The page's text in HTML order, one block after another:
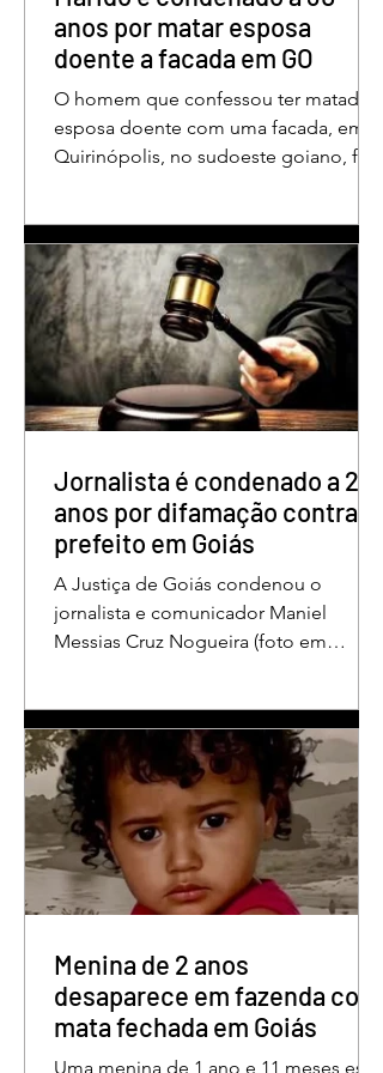
anos por matar esposa
doente a facada em GO
O homem que confessou ter matado a
esposa doente com uma facada, em
Quirinópolis, no sudoeste goiano, foi
em outubro de 2025, na casa do casal.
À época, Cléria Rosa de Moraes se
recuperava de um Acidente Vascular
Cerebral (AVC) e estava em condição
de fragilidade física. De acordo com o
processo, Cléria foi morta com um
único golpe de faca no pescoço,
repousando, desferido pelo
Jornalista é condenado a 2
anos por difamação contra
prefeito em Goiás
A Justiça de Goiás condenou o
jornalista e comunicador Maniel
Messias Cruz Nogueira (foto em
pelo crime de difamação contra o ex-
prefeito de Edéia, José Wagner Neves
de Andrade. A sentença foi proferida
pelo juiz Hermes Pereira Vidigal, da
Vara Criminal da Comarca de Edéia. O
jornalista contesta a decisão e diz que
sofre perseguição. Apesar da
regime inicialmente aberto e
Menina de 2 anos
desaparece em fazenda com
mata fechada em Goiás
Uma menina de 1 ano e 11 meses está